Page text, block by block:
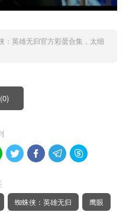
：英雄无归官方彩蛋合集，太细
0)
   
蜘蛛侠：英雄无归 鹰眼